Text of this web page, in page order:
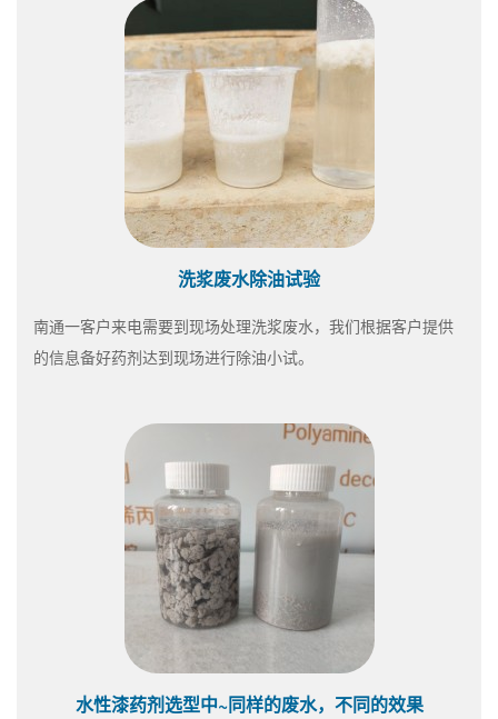
洗浆废水除油试验
南通一客户来电需要到现场处理洗浆废水，我们根据客户提供
的信息备好药剂达到现场进行除油小试。
水性漆药剂选型中~同样的废水，不同的效果